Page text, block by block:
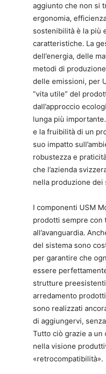
aggiunto che non si
ergonomia,
sostenibilità è la più
caratteristiche. La
dell’energia, delle
metodi di
delle emissioni, per
“vita utile” del
dall’approccio
lunga più
e la fruibilità di un
suo impatto
robustezza e
che l’azienda
nella produzione dei
I componenti USM
prodotti sempre con
all’avanguardia.
del sistema sono
per garantire che
essere
strutture
arredamento prodotti
sono realizzati
di aggiungervi,
Tutto ciò grazie a
nella visione
«retrocompatibilità».